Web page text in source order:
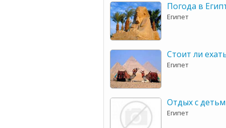
Погода в
Египет
Стоит ли
Египет
Отдых с
Египет